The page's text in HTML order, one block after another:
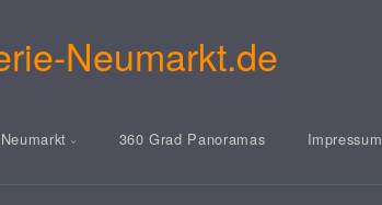
Neumarkt.de
360 Grad Panoramas Impressum